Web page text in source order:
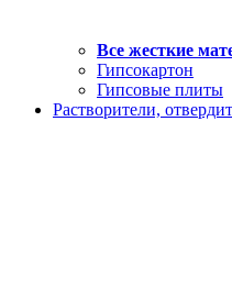
Все жесткие
Гипсокартон
Гипсовые плиты
Растворители,